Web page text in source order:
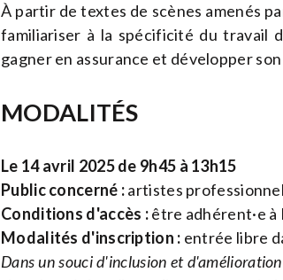
À partir de textes de scènes amenés
familiariser à la spécificité du travail
gagner en assurance et développer
MODALITÉS
Le 14 avril 2025 de 9h45 à 13h15
Public concerné :artistes
Conditions d'accès :être adhérent·e à
Modalités d'inscription : entrée libre
Dans un souci d'inclusion et